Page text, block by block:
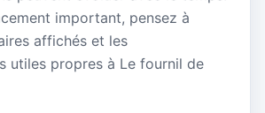
important, pensez à
affichés et les
utiles propres à Le fournil de